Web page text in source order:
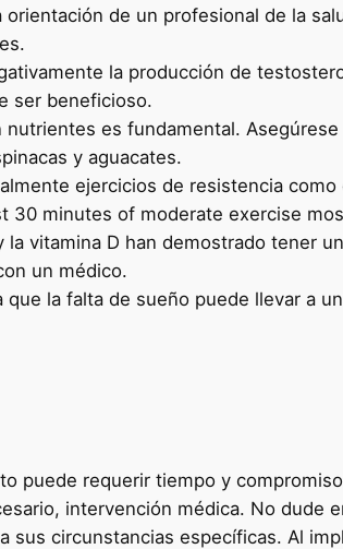
de un profesional de la
la producción de
ser beneficioso.
nutrientes es fundamental.
y aguacates.
ejercicios de resistencia
30 minutes of moderate exercise
vitamina D han demostrado tener
un médico.
la falta de sueño puede llevar a
puede requerir tiempo y
intervención médica. No dude
sus circunstancias específicas. Al